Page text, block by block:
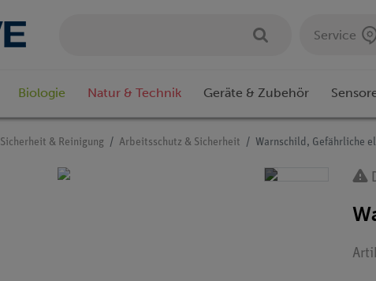
Service
Biologie Natur & Technik Geräte & Zubehör
Sicherheit & Reinigung Arbeitsschutz & Sicherheit Warnschild, Gefährliche